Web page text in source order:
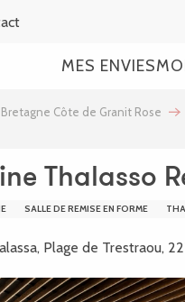
MES ENVIES
Côte de Granit Rose
Thalasso
SALLE DE REMISE EN FORME
Plage de Trestraou,